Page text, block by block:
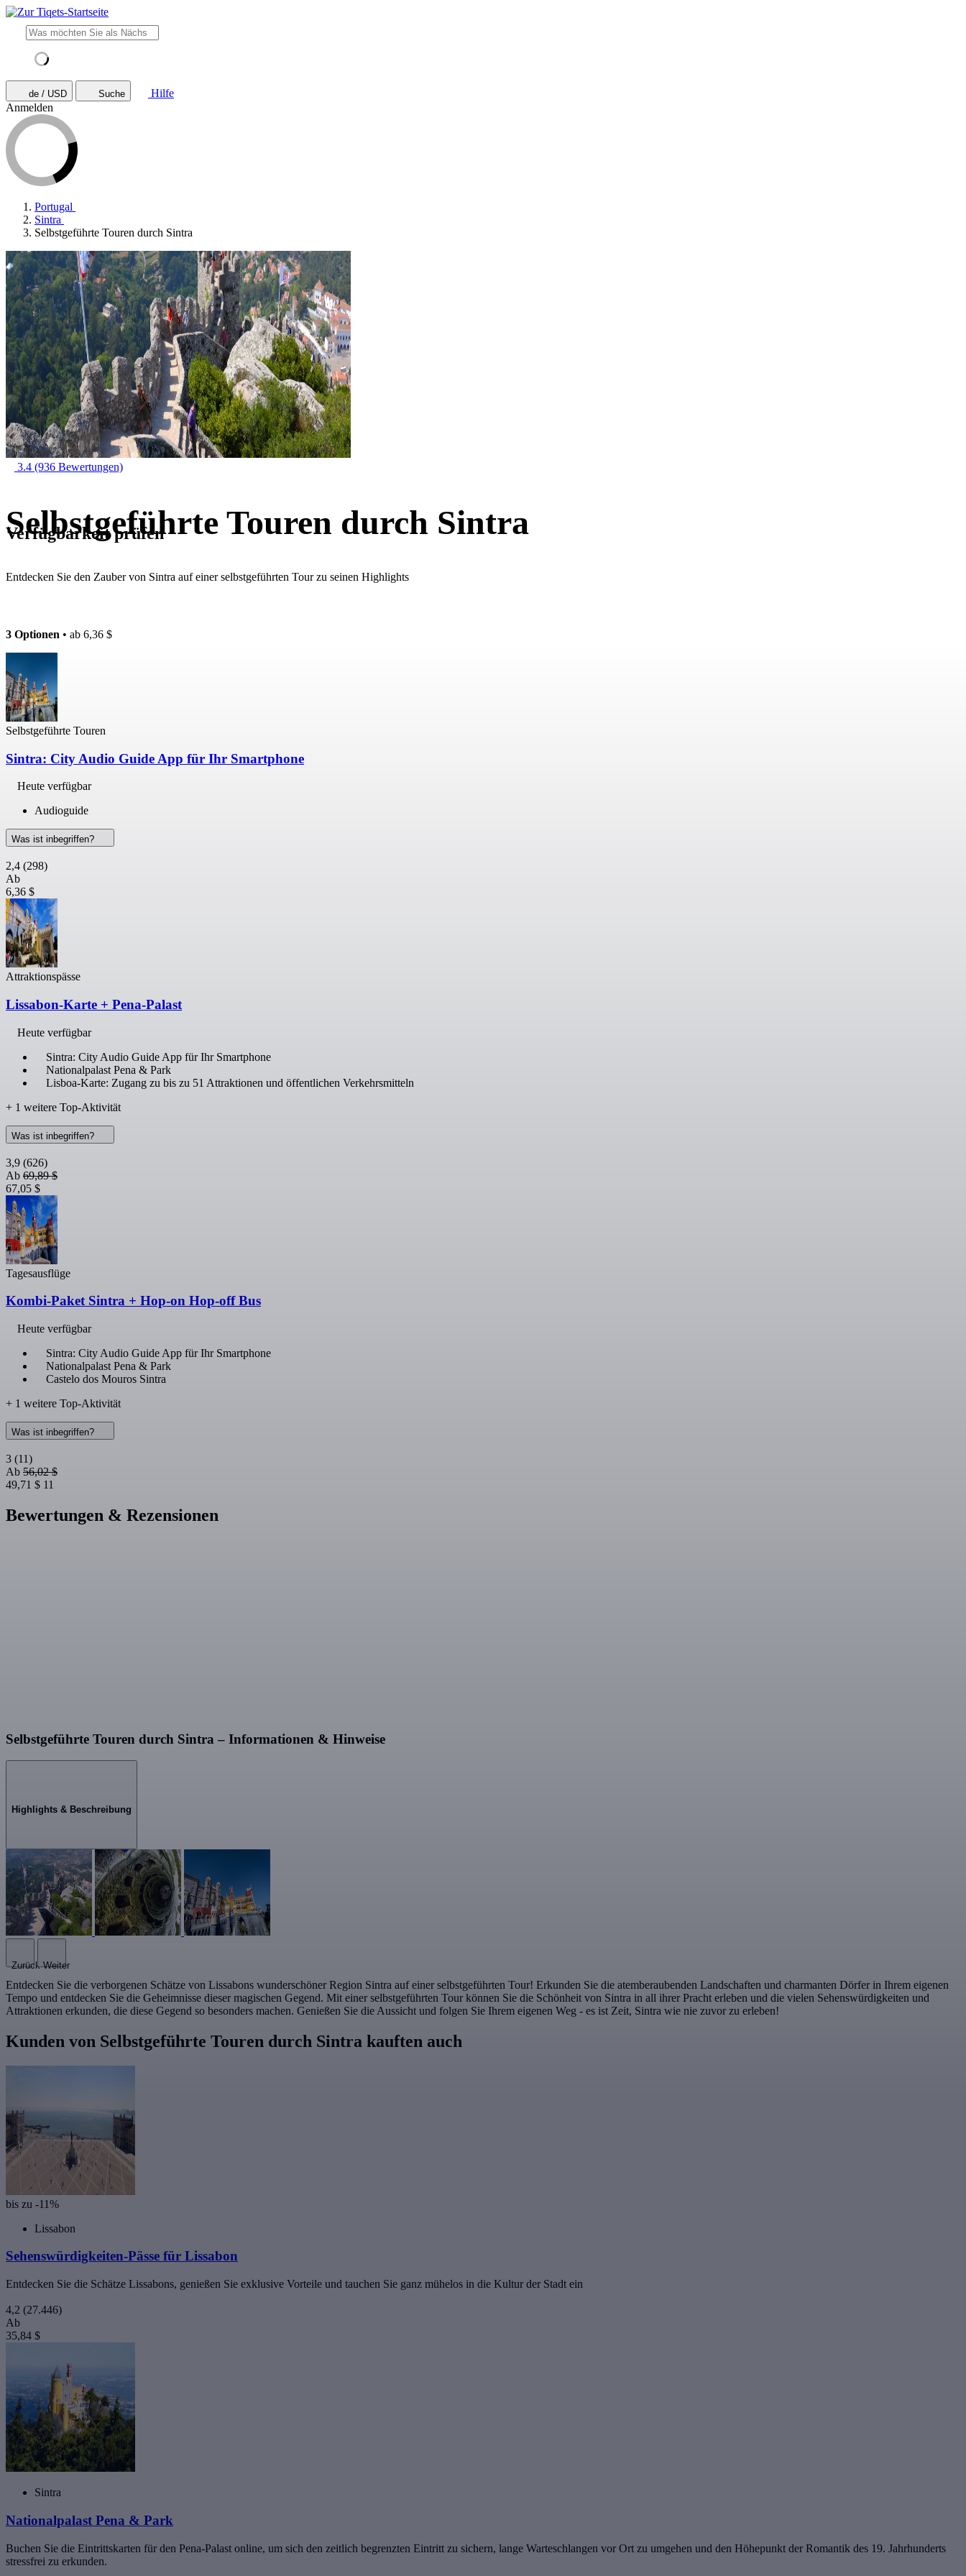
de / USD Suche
Hilfe
Anmelden
Portugal
Sintra
Selbstgeführte Touren durch Sintra
3.4 (936 Bewertungen)
Selbstgeführte Touren durch Sintra
Entdecken Sie den Zauber von Sintra auf einer selbstgeführten Tour zu seinen Highlights
Verfügbarkeit prüfen
3 Optionen • ab 6,36 $
Selbstgeführte Touren
Sintra: City Audio Guide App für Ihr Smartphone
Heute verfügbar
Audioguide
Was ist inbegriffen?
2,4 (298)
Ab
6,36 $
Attraktionspässe
Lissabon-Karte + Pena-Palast
Heute verfügbar
Sintra: City Audio Guide App für Ihr Smartphone
Nationalpalast Pena & Park
Lisboa-Karte: Zugang zu bis zu 51 Attraktionen und öffentlichen Verkehrsmitteln
+ 1 weitere Top-Aktivität
Was ist inbegriffen?
3,9 (626)
Ab 69,89 $
67,05 $
Tagesausflüge
Kombi-Paket Sintra + Hop-on Hop-off Bus
Heute verfügbar
Sintra: City Audio Guide App für Ihr Smartphone
Nationalpalast Pena & Park
Castelo dos Mouros Sintra
+ 1 weitere Top-Aktivität
Was ist inbegriffen?
3 (11)
Ab 56,02 $
49,71 $ 11
Bewertungen & Rezensionen
Selbstgeführte Touren durch Sintra – Informationen & Hinweise
Highlights & Beschreibung
Zurück Weiter
Entdecken Sie die verborgenen Schätze von Lissabons wunderschöner Region Sintra auf einer selbstgeführten Tour! Erkunden Sie die atemberaubenden Landschaften und charmanten Dörfer in Ihrem eigenen
Tempo und entdecken Sie die Geheimnisse dieser magischen Gegend. Mit einer selbstgeführten Tour können Sie die Schönheit von Sintra in all ihrer Pracht erleben und die vielen Sehenswürdigkeiten und
Attraktionen erkunden, die diese Gegend so besonders machen. Genießen Sie die Aussicht und folgen Sie Ihrem eigenen Weg - es ist Zeit, Sintra wie nie zuvor zu erleben!
Kunden von Selbstgeführte Touren durch Sintra kauften auch
bis zu -11%
Lissabon
Sehenswürdigkeiten-Pässe für Lissabon
Entdecken Sie die Schätze Lissabons, genießen Sie exklusive Vorteile und tauchen Sie ganz mühelos in die Kultur der Stadt ein
4,2 (27.446)
Ab
35,84 $
Sintra
Nationalpalast Pena & Park
Buchen Sie die Eintrittskarten für den Pena-Palast online, um sich den zeitlich begrenzten Eintritt zu sichern, lange Warteschlangen vor Ort zu umgehen und den Höhepunkt der Romantik des 19. Jahrhunderts
stressfrei zu erkunden.